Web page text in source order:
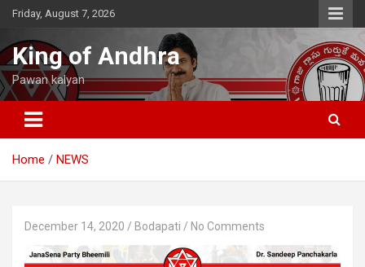
Skip
content
Friday, August 7, 2026
King of Andhra
Pawan kalyan
Home NEWS
December 14, 2020 Bodapati No Comments